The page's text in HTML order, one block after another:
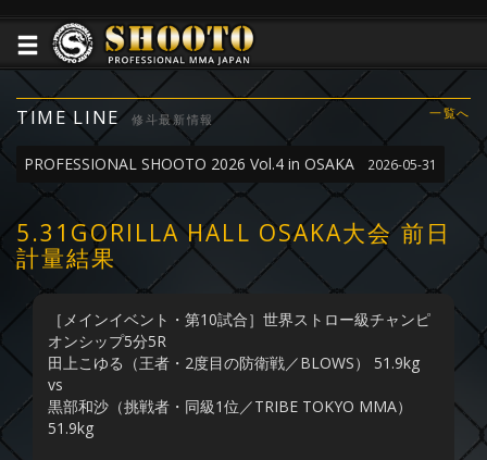
TIME LINE 修斗最新情報 一覧へ
PROFESSIONAL SHOOTO 2026 Vol.4 in OSAKA 2026-05-31
5.31GORILLA HALL OSAKA大会 前日
計量結果
［メインイベント・第10試合］世界ストロー級チャンピ
オンシップ5分5R
田上こゆる（王者・2度目の防衛戦／BLOWS） 51.9kg
vs
黒部和沙（挑戦者・同級1位／TRIBE TOKYO MMA）
51.9kg